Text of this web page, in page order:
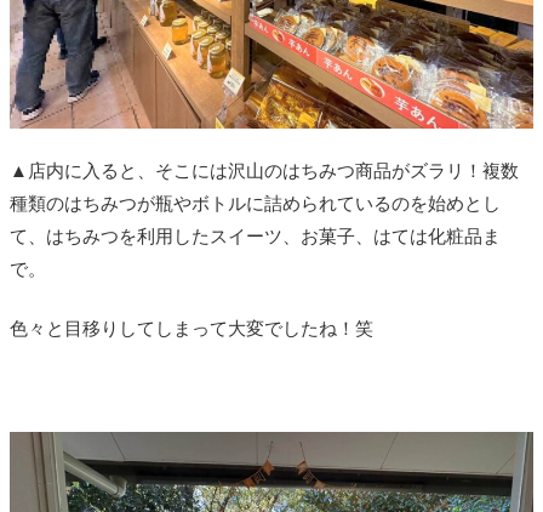
▲店内に入ると、そこには沢山のはちみつ商品がズラリ！複数
種類のはちみつが瓶やボトルに詰められているのを始めとし
て、はちみつを利用したスイーツ、お菓子、はては化粧品ま
で。
色々と目移りしてしまって大変でしたね！笑